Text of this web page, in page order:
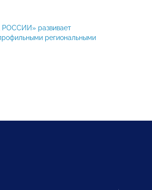
развивает
региональными